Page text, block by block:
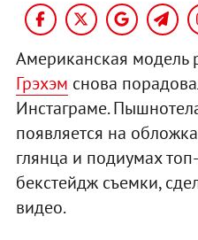
Американская модель
Грэхэм снова
Инстаграме.
появляется на
глянца и подиумах
бекстейдж съемки,
видео.